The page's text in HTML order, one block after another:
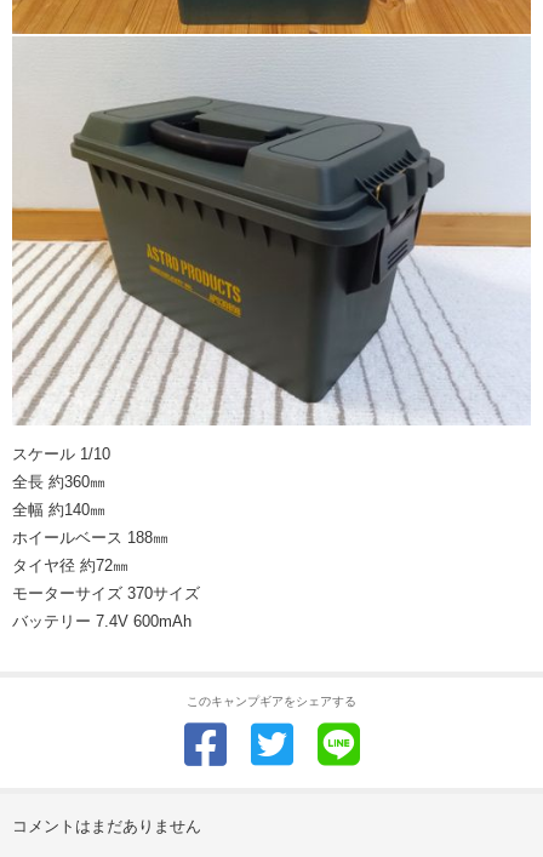
スケール 1/10
全長 約360㎜
全幅 約140㎜
ホイールベース 188㎜
タイヤ径 約72㎜
モーターサイズ 370サイズ
バッテリー 7.4V 600mAh
このキャンプギアをシェアする
コメントはまだありません